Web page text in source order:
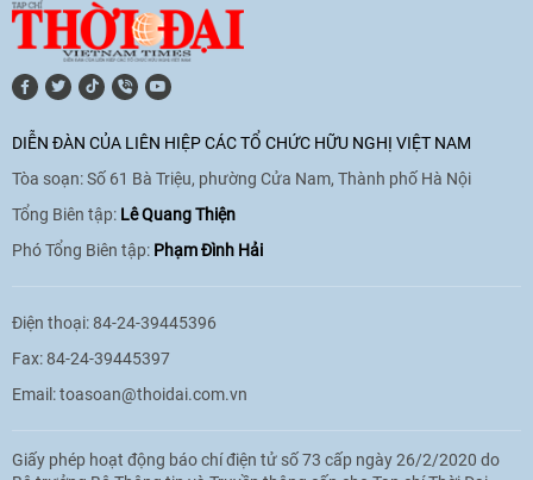
11:10|17/06/2026
hòa bình, hữu nghị giữa các dân tộc"
cho Đại sứ Hungary tại Việt Nam
17:25| 13/06/2026
sinh Việt Nam tại trại hè Artek
DIỄN ĐÀN CỦA LIÊN HIỆP CÁC TỔ CHỨC HỮU NGHỊ VIỆT NAM
Tòa soạn: Số 61 Bà Triệu, phường Cửa Nam, Thành phố Hà Nội
Tổng Biên tập: Lê Quang Thiện
Phó Tổng Biên tập: Phạm Đình Hải
Điện thoại: 84-24-39445396
Fax: 84-24-39445397
Email:toasoan@thoidai.com.vn
Giấy phép hoạt động báo chí điện tử số 73 cấp ngày 26/2/2020 do